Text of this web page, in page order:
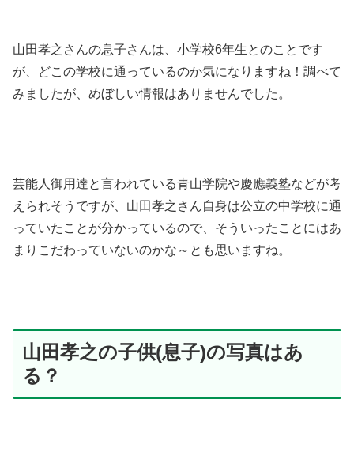
山田孝之さんの息子さんは、小学校6年生とのことです
が、どこの学校に通っているのか気になりますね！調べて
みましたが、めぼしい情報はありませんでした。
芸能人御用達と言われている青山学院や慶應義塾などが考
えられそうですが、山田孝之さん自身は公立の中学校に通
っていたことが分かっているので、そういったことにはあ
まりこだわっていないのかな～とも思いますね。
山田孝之の子供(息子)の写真はあ
る？